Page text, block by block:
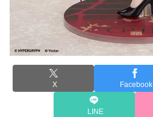
X Facebook
LINE